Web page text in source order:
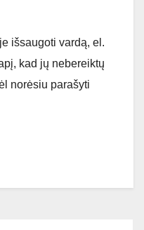
išsaugoti vardą, el.
kad jų nebereiktų
norėsiu parašyti